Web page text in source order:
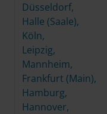
Düsseldorf,
Halle (Saale),
Köln,
Leipzig,
Mannheim,
Frankfurt (Main),
Hamburg,
Hannover,